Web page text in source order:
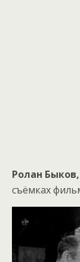
Ролан
съёмках